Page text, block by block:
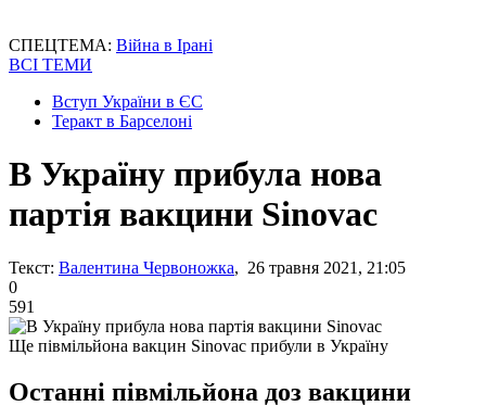
СПЕЦТЕМА: Війна в Ірані
ВСІ ТЕМИ
Вступ України в ЄС
Теракт в Барселоні
В Україну прибула нова
партія вакцини Sinovac
Текст: Валентина Червоножка, 26 травня 2021, 21:05
0
591
Ще півмільйона вакцин Sinovac прибули в Україну
Останні півмільйона доз вакцини